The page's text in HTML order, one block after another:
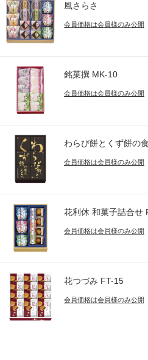
風さらさ
会員価格は会員様のみ公開
銘菓撰 MK-10
会員価格は会員様のみ公開
わらび餅とくず餅の
会員価格は会員様のみ公開
花利休 和菓子詰合せ
会員価格は会員様のみ公開
花つづみ FT-15
会員価格は会員様のみ公開